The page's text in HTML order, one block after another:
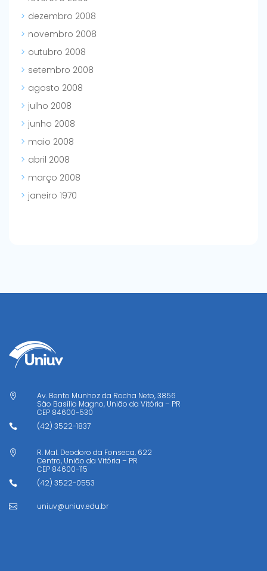
dezembro 2008
novembro 2008
outubro 2008
setembro 2008
agosto 2008
julho 2008
junho 2008
maio 2008
abril 2008
março 2008
janeiro 1970

Av. Bento Munhoz da Rocha Neto, 3856
São Basílio Magno, União da Vitória – PR
CEP 84600-530
 (42) 3522-1837

R. Mal. Deodoro da Fonseca, 622
Centro, União da Vitória – PR
CEP 84600-115
 (42) 3522-0553
 uniuv@uniuv.edu.br